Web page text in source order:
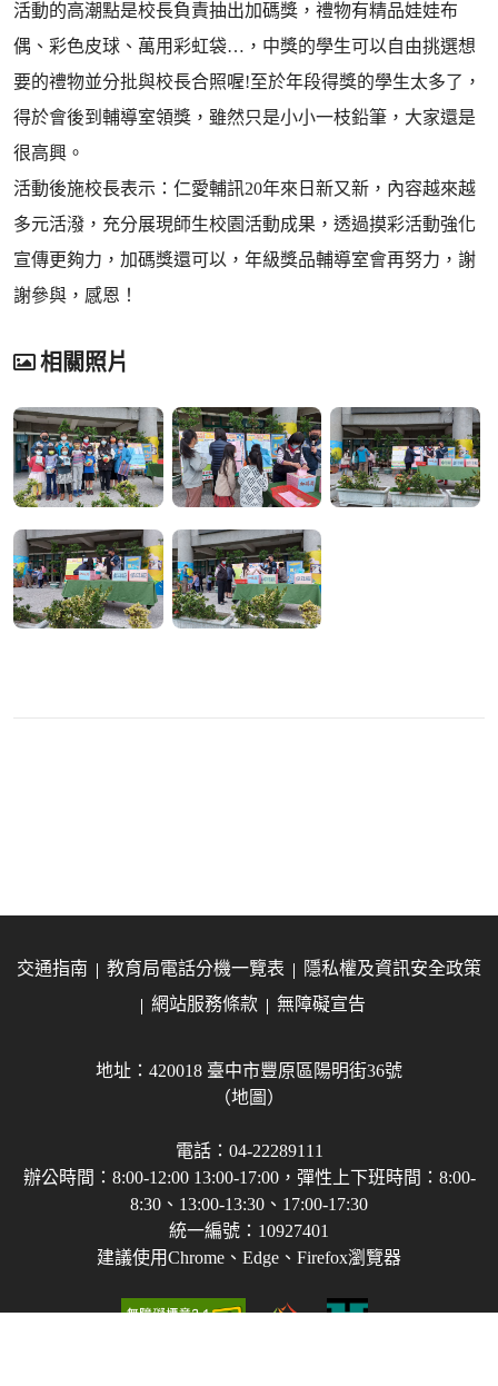
活動的高潮點是校長負責抽出加碼獎，禮物有精品娃娃布
偶、彩色皮球、萬用彩虹袋…，中獎的學生可以自由挑選想
要的禮物並分批與校長合照喔!至於年段得獎的學生太多了，
得於會後到輔導室領獎，雖然只是小小一枝鉛筆，大家還是
很高興。
活動後施校長表示：仁愛輔訊20年來日新又新，內容越來越
多元活潑，充分展現師生校園活動成果，透過摸彩活動強化
宣傳更夠力，加碼獎還可以，年級獎品輔導室會再努力，謝
謝參與，感恩！
相關照片
交通指南 教育局電話分機一覽表
隱私權及資訊安全政策
網站服務條款
無障礙宣告
地址：420018 臺中市豐原區陽明街36號
（地圖）
電話：04-22289111
辦公時間：8:00-12:00 13:00-17:00，彈性上下班時間：8:00-
8:30、13:00-13:30、17:00-17:30
統一編號：10927401
建議使用Chrome、Edge、Firefox瀏覽器